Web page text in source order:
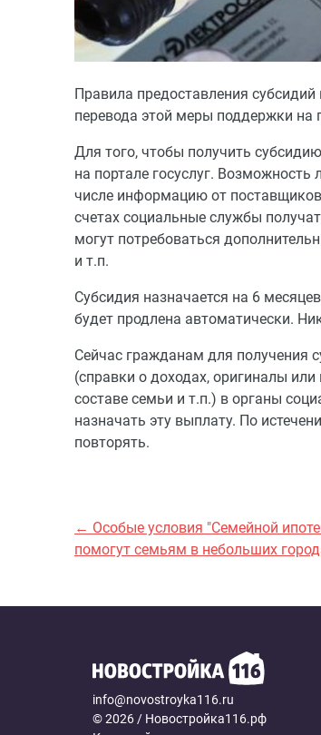
Правила предоставления
перевода этой меры поддержки на
Для того, чтобы получить
на портале госуслуг.
числе информацию от
счетах социальные службы
могут потребоваться
и т.п.
Субсидия назначается на 6
будет продлена автоматически.
Сейчас гражданам для получения
(справки о доходах, оригиналы
составе семьи и т.п.) в органы
назначать эту выплату. По
повторять.
← Особые условия "Семейной
помогут семьям в небольших
info@novostroyka116.ru
© 2026 / Новостройка116.рф